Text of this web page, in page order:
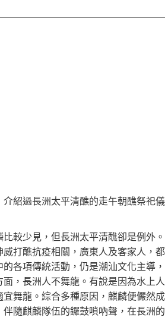
介紹過長洲太平清醮的走午朝醮祭祀
較少見，但長洲太平清醮卻是例外
打醮抗疫相關，廣東人及客家人，
各項傳統活動，仍是潮汕文化主導
，長洲人不舞龍。有說是因為水上
舞龍。綜合多種原因，麒麟便儼然
隨麒麟隊伍的鑼鼓嗩吶聲，在長洲